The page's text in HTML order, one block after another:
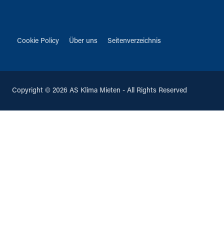
Cookie Policy Über uns Seitenverzeichnis
Copyright © 2026 AS Klima Mieten - All Rights Reserved